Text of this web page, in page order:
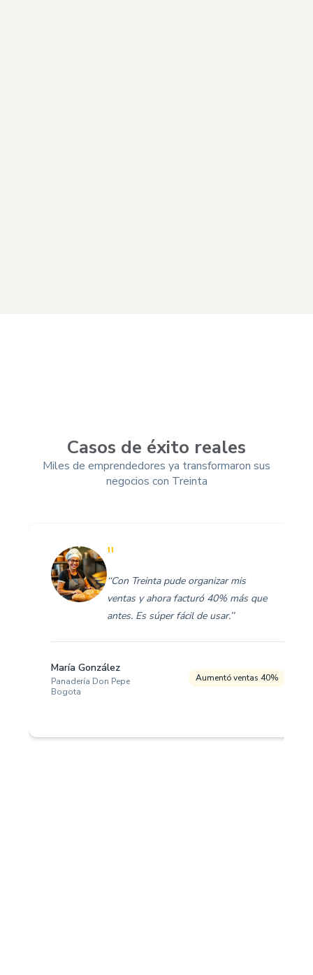
Casos de éxito reales
Miles de emprendedores ya transformaron sus
negocios con Treinta
"
‘‘Con Treinta pude organizar mis
ventas y ahora facturó 40% más que
antes. Es súper fácil de usar.’’
María González
Panadería Don Pepe
Bogota
Aumentó ventas 40%